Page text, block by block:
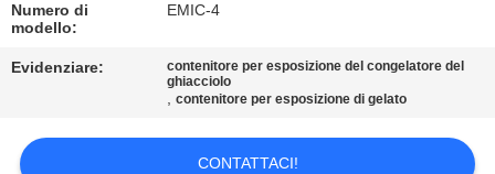
PRIVACY
Numero di
modello:
EMIC-4
Evidenziare:
contenitore per esposizione del congelatore del
ghiacciolo
,contenitore per esposizione di gelato
CONTATTACI!